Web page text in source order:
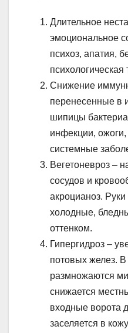
Длительное
эмоциональное
психоз, апатия,
психологическая
Снижение
перенесенные в
шипицы
инфекции,
системные
Вегетоневроз –
сосудов и
акроцианоз. Руки
холодные,
оттенком.
Гипергидроз –
потовых желез. В
размножаются
снижается
входные ворота
заселяется в